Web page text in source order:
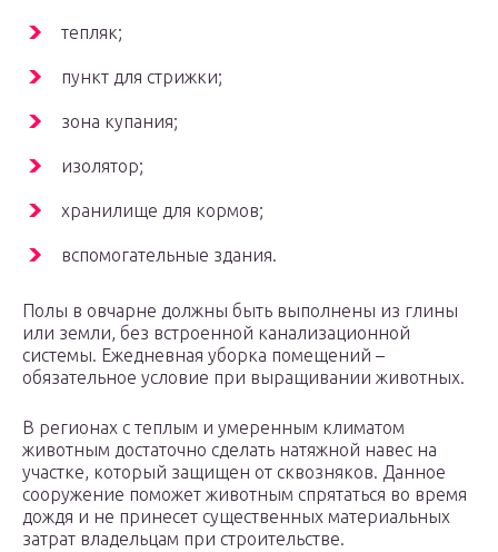
тепляк;
пункт для стрижки;
зона купания;
изолятор;
хранилище для кормов;
вспомогательные здания.
Полы в овчарне должны быть выполнены из глины
или земли, без встроенной канализационной
системы. Ежедневная уборка помещений –
обязательное условие при выращивании животных.
В регионах с теплым и умеренным климатом
животным достаточно сделать натяжной навес на
участке, который защищен от сквозняков. Данное
сооружение поможет животным спрятаться во время
дождя и не принесет существенных материальных
затрат владельцам при строительстве.